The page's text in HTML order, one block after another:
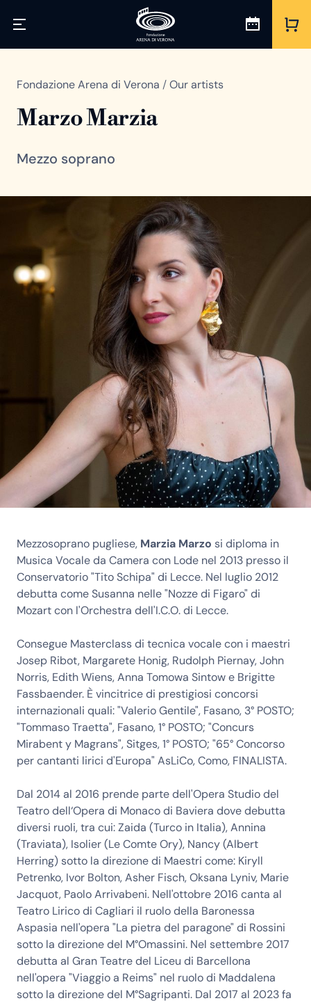
Fondazione Arena di Verona /Our artists
Marzo Marzia
Mezzo soprano
Mezzosoprano pugliese, Marzia Marzo si diploma in
Musica Vocale da Camera con Lode nel 2013 presso il
Conservatorio "Tito Schipa" di Lecce. Nel luglio 2012
debutta come Susanna nelle "Nozze di Figaro" di
Mozart con l'Orchestra dell'I.C.O. di Lecce.
Consegue Masterclass di tecnica vocale con i maestri
Josep Ribot, Margarete Honig, Rudolph Piernay, John
Norris, Edith Wiens, Anna Tomowa Sintow e Brigitte
Fassbaender. È vincitrice di prestigiosi concorsi
internazionali quali: "Valerio Gentile", Fasano, 3° POSTO;
"Tommaso Traetta", Fasano, 1° POSTO; "Concurs
Mirabent y Magrans", Sitges, 1° POSTO; "65° Concorso
per cantanti lirici d'Europa" AsLiCo, Como, FINALISTA.
Dal 2014 al 2016 prende parte dell'Opera Studio del
Teatro dell‘Opera di Monaco di Baviera dove debutta
diversi ruoli, tra cui: Zaida (Turco in Italia), Annina
(Traviata), Isolier (Le Comte Ory), Nancy (Albert
Herring) sotto la direzione di Maestri come: Kiryll
Petrenko, Ivor Bolton, Asher Fisch, Oksana Lyniv, Marie
Jacquot, Paolo Arrivabeni. Nell'ottobre 2016 canta al
Teatro Lirico di Cagliari il ruolo della Baronessa
Aspasia nell'opera "La pietra del paragone" di Rossini
sotto la direzione del M°Omassini. Nel settembre 2017
debutta al Gran Teatre del Liceu di Barcellona
nell'opera "Viaggio a Reims" nel ruolo di Maddalena
sotto la direzione del M°Sagripanti. Dal 2017 al 2023 fa